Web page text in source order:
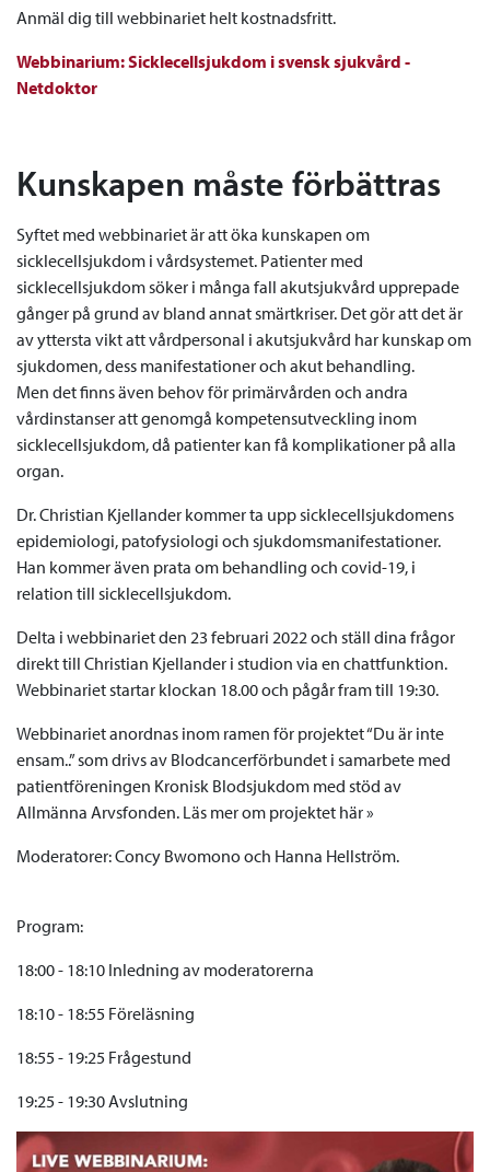
Anmäl dig till webbinariet helt kostnadsfritt.
Webbinarium: Sicklecellsjukdom i svensk sjukvård -
Netdoktor
Kunskapen måste förbättras
Syftet med webbinariet är att öka kunskapen om
sicklecellsjukdom i vårdsystemet. Patienter med
sicklecellsjukdom söker i många fall akutsjukvård upprepade
gånger på grund av bland annat smärtkriser. Det gör att det är
av yttersta vikt att vårdpersonal i akutsjukvård har kunskap om
sjukdomen, dess manifestationer och akut behandling.
Men det finns även behov för primärvården och andra
vårdinstanser att genomgå kompetensutveckling inom
sicklecellsjukdom, då patienter kan få komplikationer på alla
organ.
Dr. Christian Kjellander kommer ta upp sicklecellsjukdomens
epidemiologi, patofysiologi och sjukdomsmanifestationer.
Han kommer även prata om behandling och covid-19, i
relation till sicklecellsjukdom.
Delta i webbinariet den 23 februari 2022 och ställ dina frågor
direkt till Christian Kjellander i studion via en chattfunktion.
Webbinariet startar klockan 18.00 och pågår fram till 19:30.
Webbinariet anordnas inom ramen för projektet “Du är inte
ensam..” som drivs av Blodcancerförbundet i samarbete med
patientföreningen Kronisk Blodsjukdom med stöd av
Allmänna Arvsfonden. Läs mer om projektet här »
Moderatorer: Concy Bwomono och Hanna Hellström.
Program:
18:00 - 18:10 Inledning av moderatorerna
18:10 - 18:55 Föreläsning
18:55 - 19:25 Frågestund
19:25 - 19:30 Avslutning